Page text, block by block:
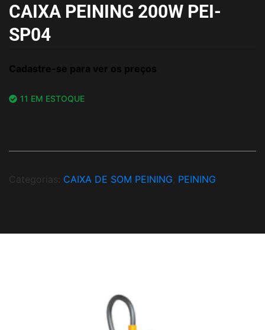
CAIXA PEINING 200W PEI-
SP04
Cadastre-se para ver os preços
11 EM ESTOQUE
Categorias: CAIXA DE SOM PEINING PEINING